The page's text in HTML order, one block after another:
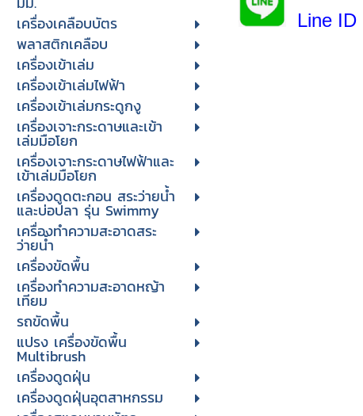
เครื่องเคลือบบัตร
พลาสติกเคลือบ
เครื่องเข้าเล่ม
เครื่องเข้าเล่มไฟฟ้า
เครื่องเข้าเล่มกระดูกงู
เครื่องเจาะกระดาษและเข้า
เล่มมือโยก
เครื่องเจาะกระดาษไฟฟ้าและ
เข้าเล่มมือโยก
เครื่องดูดตะกอน สระว่ายน้ำ
และบ่อปลา รุ่น Swimmy
เครื่องทำความสะอาดสระ
ว่ายน้ำ
เครื่องขัดพื้น
เครื่องทำความสะอาดหญ้า
เทียม
รถขัดพื้น
แปรง เครื่องขัดพื้น
Multibrush
เครื่องดูดฝุ่น
เครื่องดูดฝุ่นอุตสาหกรรม
Line ID